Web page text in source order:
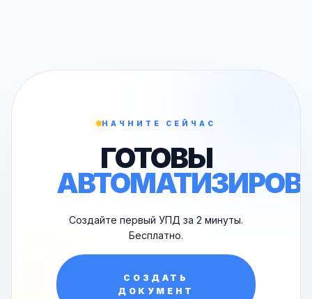
НАЧНИТЕ СЕЙЧАС
ГОТОВЫ
Создайте первый УПД за 2 минуты.
Бесплатно.
СОЗДАТЬ
ДОКУМЕНТ